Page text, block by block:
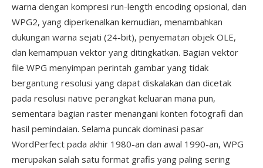
warna dengan kompresi run-length encoding opsional, dan
WPG2, yang diperkenalkan kemudian, menambahkan
dukungan warna sejati (24-bit), penyematan objek OLE,
dan kemampuan vektor yang ditingkatkan. Bagian vektor
file WPG menyimpan perintah gambar yang tidak
bergantung resolusi yang dapat diskalakan dan dicetak
pada resolusi native perangkat keluaran mana pun,
sementara bagian raster menangani konten fotografi dan
hasil pemindaian. Selama puncak dominasi pasar
WordPerfect pada akhir 1980-an dan awal 1990-an, WPG
merupakan salah satu format grafis yang paling sering